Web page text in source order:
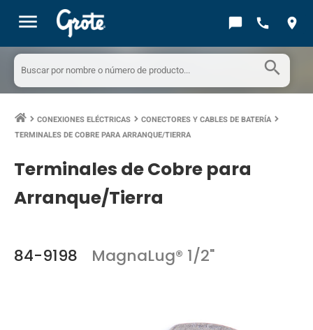
menu chat_bubble call location_on
search
keyboard_arrow_right CONEXIONES ELÉCTRICAS keyboard_arrow_right CONECTORES Y CABLES DE BATERÍA keyboard_arrow_right
TERMINALES DE COBRE PARA ARRANQUE/TIERRA
Terminales de Cobre para
Arranque/Tierra
84-9198 MagnaLug® 1/2"